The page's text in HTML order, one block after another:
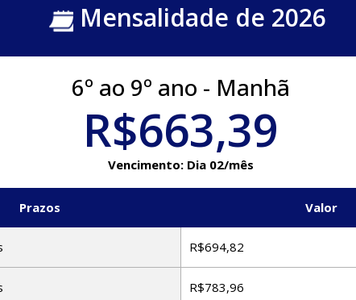
Mensalidade de 2026
6º ao 9º ano - Manhã
R$663,39
Vencimento: Dia 02/mês
Prazos Valor
R$694,82
R$783,96